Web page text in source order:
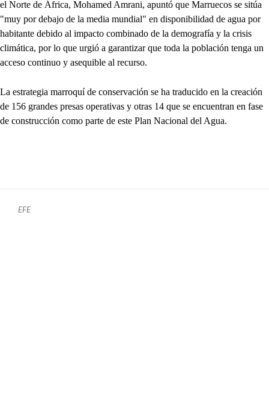
el Norte de África, Mohamed Amrani, apuntó que Marruecos se sitúa
"muy por debajo de la media mundial" en disponibilidad de agua por
habitante debido al impacto combinado de la demografía y la crisis
climática, por lo que urgió a garantizar que toda la población tenga un
acceso continuo y asequible al recurso.
La estrategia marroquí de conservación se ha traducido en la creación
de 156 grandes presas operativas y otras 14 que se encuentran en fase
de construcción como parte de este Plan Nacional del Agua.
EFE